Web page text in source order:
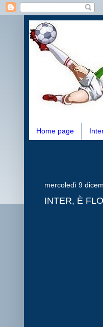
Home page
mercoledì 9
INTER, È